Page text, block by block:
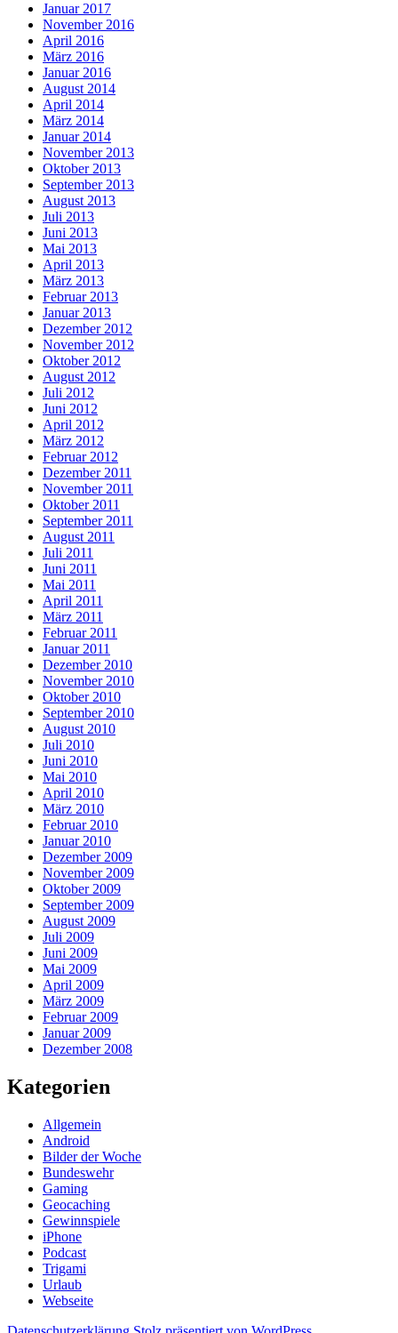
Januar 2017
November 2016
April 2016
März 2016
Januar 2016
August 2014
April 2014
März 2014
Januar 2014
November 2013
Oktober 2013
September 2013
August 2013
Juli 2013
Juni 2013
Mai 2013
April 2013
März 2013
Februar 2013
Januar 2013
Dezember 2012
November 2012
Oktober 2012
August 2012
Juli 2012
Juni 2012
April 2012
März 2012
Februar 2012
Dezember 2011
November 2011
Oktober 2011
September 2011
August 2011
Juli 2011
Juni 2011
Mai 2011
April 2011
März 2011
Februar 2011
Januar 2011
Dezember 2010
November 2010
Oktober 2010
September 2010
August 2010
Juli 2010
Juni 2010
Mai 2010
April 2010
März 2010
Februar 2010
Januar 2010
Dezember 2009
November 2009
Oktober 2009
September 2009
August 2009
Juli 2009
Juni 2009
Mai 2009
April 2009
März 2009
Februar 2009
Januar 2009
Dezember 2008
Kategorien
Allgemein
Android
Bilder der Woche
Bundeswehr
Gaming
Geocaching
Gewinnspiele
iPhone
Podcast
Trigami
Urlaub
Webseite